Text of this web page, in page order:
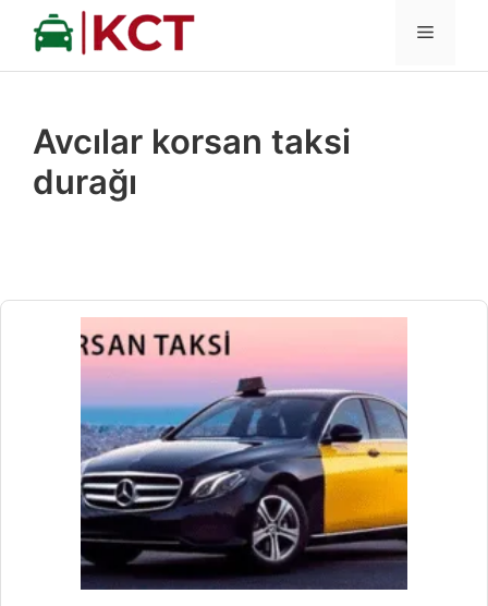
İçeriğe
MENÜ
Avcılar korsan taksi
durağı